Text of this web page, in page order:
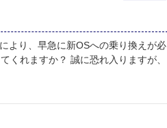
より、早急に新OSへの乗り換えが必
くれますか？ 誠に恐れ入りますが、